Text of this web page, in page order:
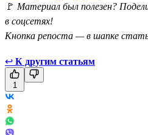
🚩 Материал был полезен?
в соцсетях!
Кнопка репоста — в шапке
↩ К другим статьям
1